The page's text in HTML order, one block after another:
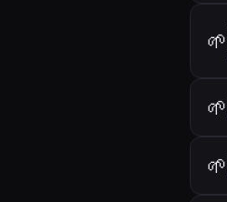
🌱
🌱
🌱